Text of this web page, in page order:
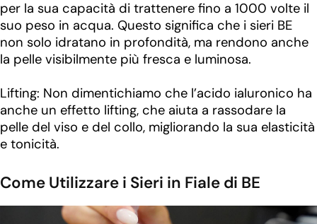
per la sua capacità di trattenere fino a 1000 volte il
suo peso in acqua. Questo significa che i sieri BE
non solo idratano in profondità, ma rendono anche
la pelle visibilmente più fresca e luminosa.
Lifting: Non dimentichiamo che l’acido ialuronico ha
anche un effetto lifting, che aiuta a rassodare la
pelle del viso e del collo, migliorando la sua elasticità
e tonicità.
Come Utilizzare i Sieri in Fiale di BE